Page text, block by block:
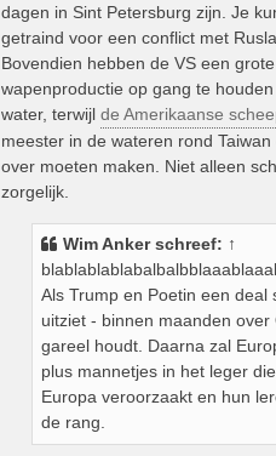
dagen in Sint Petersburg zijn. Je
getraind voor een conflict met
Bovendien hebben de VS een
wapenproductie op gang te
water, terwijl de Amerikaanse
meester in de wateren rond
over moeten maken. Niet alleen
zorgelijk.
Wim Ankerschreef: ↑
Als Trump en Poetin een
uitziet - binnen maanden
gareel houdt. Daarna zal
plus mannetjes in het leger
Europa veroorzaakt en hun
de rang.